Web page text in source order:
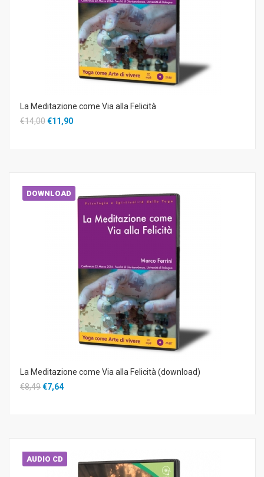
La Meditazione come Via alla Felicità
€14,00€11,90
DOWNLOAD
La Meditazione come Via alla Felicità (download)
€8,49€7,64
AUDIO CD